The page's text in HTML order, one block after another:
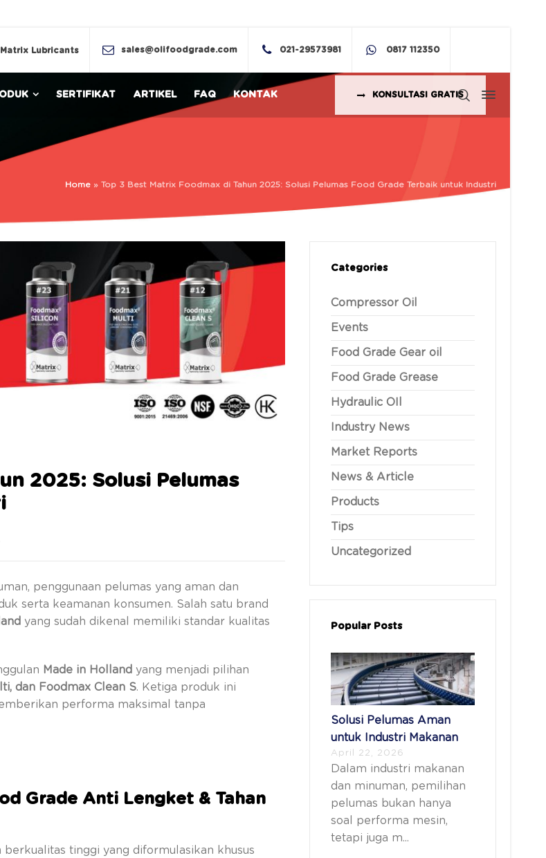
Lubricants sales@olifoodgrade.com 021-29573981 0817 112350
SERTIFIKAT ARTIKEL FAQ KONTAK KONSULTASI GRATIS
Home » Top 3 Best Matrix Foodmax di Tahun 2025: Solusi Pelumas Food Grade Terbaik untuk Industri
2025: Solusi Pelumas
penggunaan pelumas yang aman dan
serta keamanan konsumen. Salah satu brand
yang sudah dikenal memiliki standar kualitas
Made in Holland yang menjadi pilihan
dan Foodmax Clean S. Ketiga produk ini
performa maksimal tanpa
Grade Anti Lengket & Tahan
tinggi yang diformulasikan khusus
Categories
Compressor Oil
Events
Food Grade Gear oil
Food Grade Grease
Hydraulic OIl
Industry News
Market Reports
News & Article
Products
Tips
Uncategorized
Popular Posts
Solusi Pelumas Aman
untuk Industri Makanan
April 22, 2026
Dalam industri makanan
dan minuman, pemilihan
pelumas bukan hanya
soal performa mesin,
tetapi juga m...